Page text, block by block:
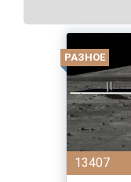
РАЗНОЕ
13407